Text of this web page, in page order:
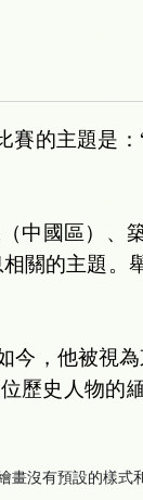
的主題是：
中國區）、
關的主題。
今，他被視
歷史人物的
沒有預設的樣